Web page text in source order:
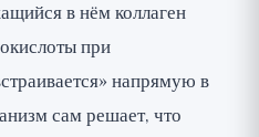
в нём коллаген
при
напрямую в
сам решает, что